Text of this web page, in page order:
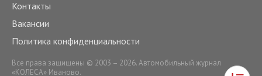
Контакты
Вакансии
Политика конфиденциальности
Все права защищены © 2003 – 2026. Автомобильный журнал
«КОЛЕСА» Иваново.